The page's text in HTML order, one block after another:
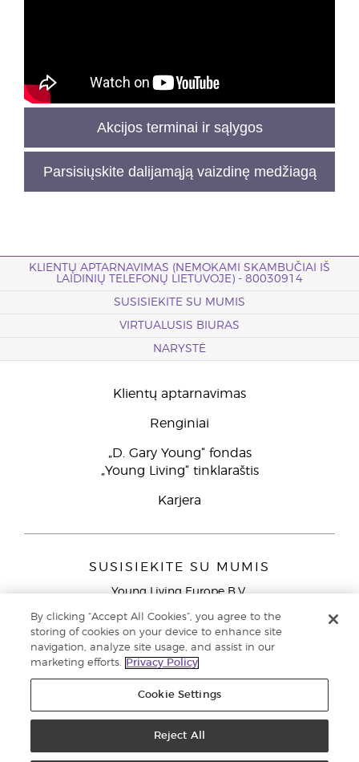
Akcijos terminai ir sąlygos
Parsisiųskite dalijamąją vaizdinę medžiagą
KLIENTŲ APTARNAVIMAS (NEMOKAMI SKAMBUČIAI IŠ
LAIDINIŲ TELEFONŲ LIETUVOJE) - 80030914
SUSISIEKITE SU MUMIS
VIRTUALUSIS BIURAS
NARYSTĖ
Klientų aptarnavimas
Renginiai
„D. Gary Young“ fondas
„Young Living“ tinklaraštis
Karjera
SUSISIEKITE SU MUMIS
Young Living Europe B.V.
9727 AJ Groningen
Klientų aptarnavimas (nemokami skambučiai iš laidinių
telefonų Lietuvoje)80030914
Privatumo politika
By clicking “Accept All Cookies”, you agree to the
storing of cookies on your device to enhance site
navigation, analyze site usage, and assist in our
marketing efforts.
Privacy Policy
Cookie Settings
Reject All